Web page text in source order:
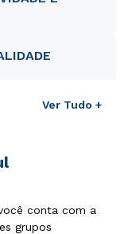
Ver Tudo +
conta com a
grupos